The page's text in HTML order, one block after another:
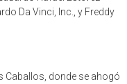
Da Vinci, Inc., y Freddy
Caballos, donde se ahogó